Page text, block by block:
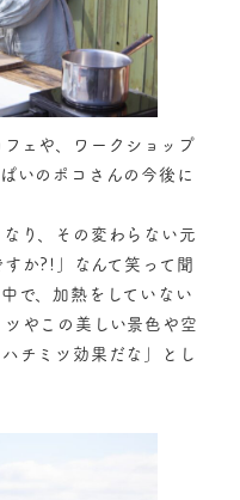
ェや、ワークショップ
いのポコさんの今後に
り、その変わらない元
か?!」なんて笑って聞
で、加熱をしていない
やこの美しい景色や空
チミツ効果だな」とし